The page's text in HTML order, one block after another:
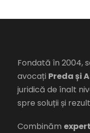
Fondată în 2004,
avocați Preda și
juridică de înalt
spre soluții și
Combinăm